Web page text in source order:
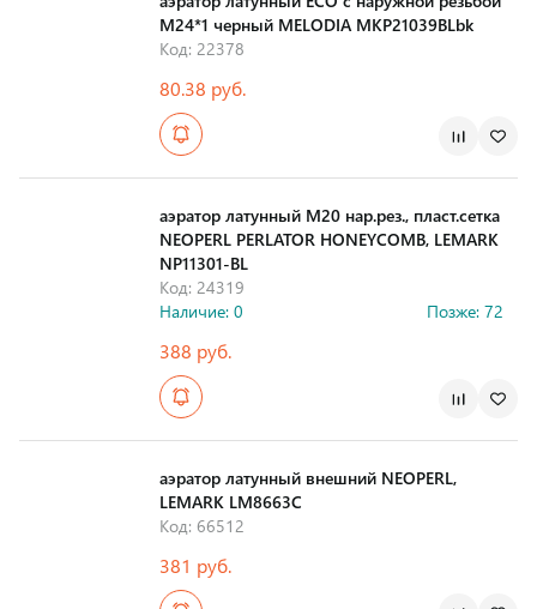
М24*1 черный MELODIA MKP21039BLbk
Код: 22378
80.38 руб.
аэратор латунный M20 нар.рез., пласт.сетка
NEOPERL PERLATOR HONEYCOMB, LEMARK
NP11301-BL
Код: 24319
Наличие: 0
Позже: 72
388 руб.
аэратор латунный внешний NEOPERL,
LEMARK LM8663C
Код: 66512
381 руб.